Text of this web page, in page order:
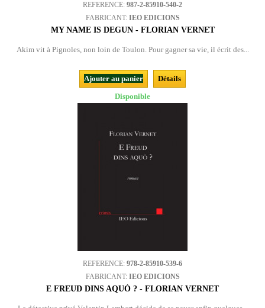
REFERENCE: 987-2-85910-540-2
FABRICANT: IEO EDICIONS
MY NAME IS DEGUN - FLORIAN VERNET
Akim vit à Pignoles, non loin de Toulon. Pour gagner sa vie, il écrit des...
Ajouter au panier
Détails
Disponible
REFERENCE: 978-2-85910-539-6
FABRICANT: IEO EDICIONS
E FREUD DINS AQUÒ ? - FLORIAN VERNET